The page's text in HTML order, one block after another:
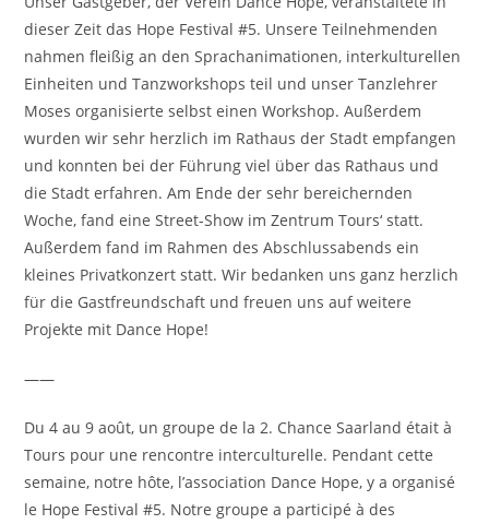
dieser Zeit das Hope Festival #5. Unsere Teilnehmenden
nahmen fleißig an den Sprachanimationen, interkulturellen
Einheiten und Tanzworkshops teil und unser Tanzlehrer
Moses organisierte selbst einen Workshop. Außerdem
wurden wir sehr herzlich im Rathaus der Stadt empfangen
und konnten bei der Führung viel über das Rathaus und
die Stadt erfahren. Am Ende der sehr bereichernden
Woche, fand eine Street-Show im Zentrum Tours‘ statt.
Außerdem fand im Rahmen des Abschlussabends ein
kleines Privatkonzert statt. Wir bedanken uns ganz herzlich
für die Gastfreundschaft und freuen uns auf weitere
Projekte mit Dance Hope!
——
Du 4 au 9 août, un groupe de la 2. Chance Saarland était à
Tours pour une rencontre interculturelle. Pendant cette
semaine, notre hôte, l’association Dance Hope, y a organisé
le Hope Festival #5. Notre groupe a participé à des